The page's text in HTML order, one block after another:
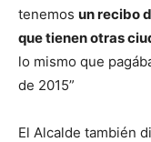
tenemos un recibo
que tienen otras
lo mismo que
de 2015”
El Alcalde también